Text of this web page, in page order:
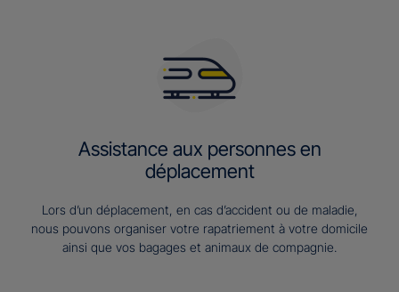
Assistance aux personnes en
déplacement
Lors d’un déplacement, en cas d’accident ou de maladie,
nous pouvons organiser votre rapatriement à votre domicile
ainsi que vos bagages et animaux de compagnie.